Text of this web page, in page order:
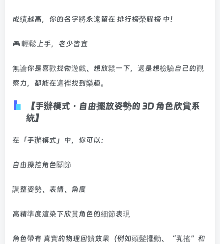
成績越高，你的名字將永遠留在 排行榜榮耀榜 中！
🎮 輕鬆上手，老少皆宜
無論你是喜歡找物遊戲、想放鬆一下，還是想檢驗自己的觀
察力，都能在這裡找到樂趣。
【手辦模式 · 自由擺放姿勢的 3D 角色欣賞系
統】
在「手辦模式」中，你可以：
自由操控角色關節
調整姿勢、表情、角度
高精準度渲染下欣賞角色的細節表現
角色帶有 真實的物理回饋效果（例如頭髮擺動、“乳搖”和